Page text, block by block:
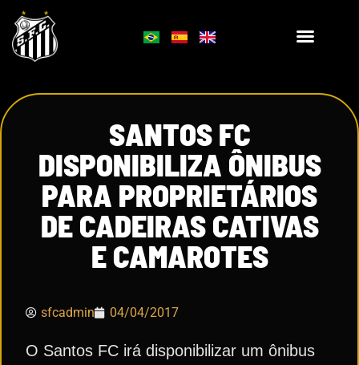
SANTOS FC
DISPONIBILIZA ÔNIBUS
PARA PROPRIETÁRIOS
DE CADEIRAS CATIVAS
E CAMAROTES
sfcadmin 04/04/2017
O Santos FC irá disponibilizar um ônibus